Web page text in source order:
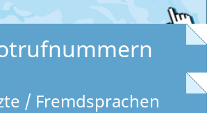
/ Fremdsprachen